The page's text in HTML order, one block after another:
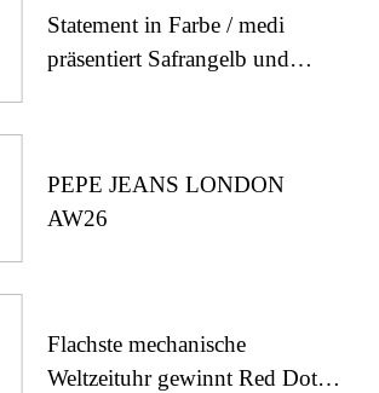
Statement in Farbe / medi
präsentiert Safrangelb und
PEPE JEANS LONDON
AW26
Flachste mechanische
Weltzeituhr gewinnt Red Dot: